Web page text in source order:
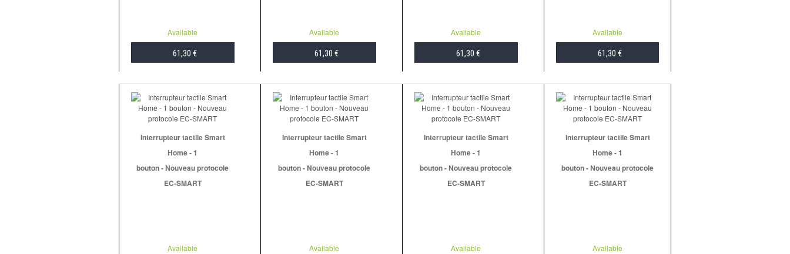
Available
61,30 €
Available
61,30 €
Available
61,30 €
Available
61,30 €
Interrupteur tactile Smart
Home - 1
bouton - Nouveau protocole
EC-SMART
Available
Interrupteur tactile Smart
Home - 1
bouton - Nouveau protocole
EC-SMART
Available
Interrupteur tactile Smart
Home - 1
bouton - Nouveau protocole
EC-SMART
Available
Interrupteur tactile Smart
Home - 1
bouton - Nouveau protocole
EC-SMART
Available